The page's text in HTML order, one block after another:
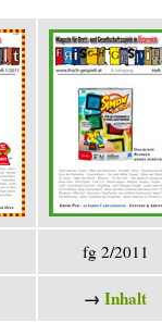
fg 2/2011
→ Inhalt